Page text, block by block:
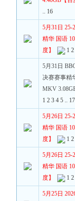
.. 16
5月31日
精华 国语
度】
1 2
5月31日
决赛赛事精
MKV
1 2 3 4 5 .. 17
5月26日
精华 国语
度】
1 2
5月26日
精华 国语
度】
1 2
5月25日